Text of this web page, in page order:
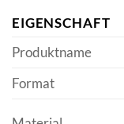
EIGENSCHAFT
Produktname
Format